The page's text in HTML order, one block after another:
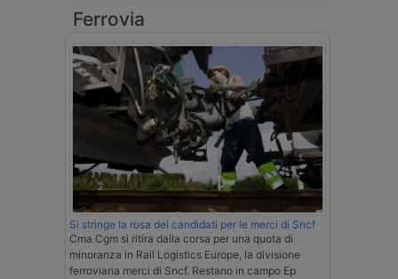
Ferrovia
Si stringe la rosa dei candidati per le merci di Sncf
Cma Cgm si ritira dalla corsa per una quota di
minoranza in Rail Logistics Europe, la divisione
ferroviaria merci di Sncf. Restano in campo Ep